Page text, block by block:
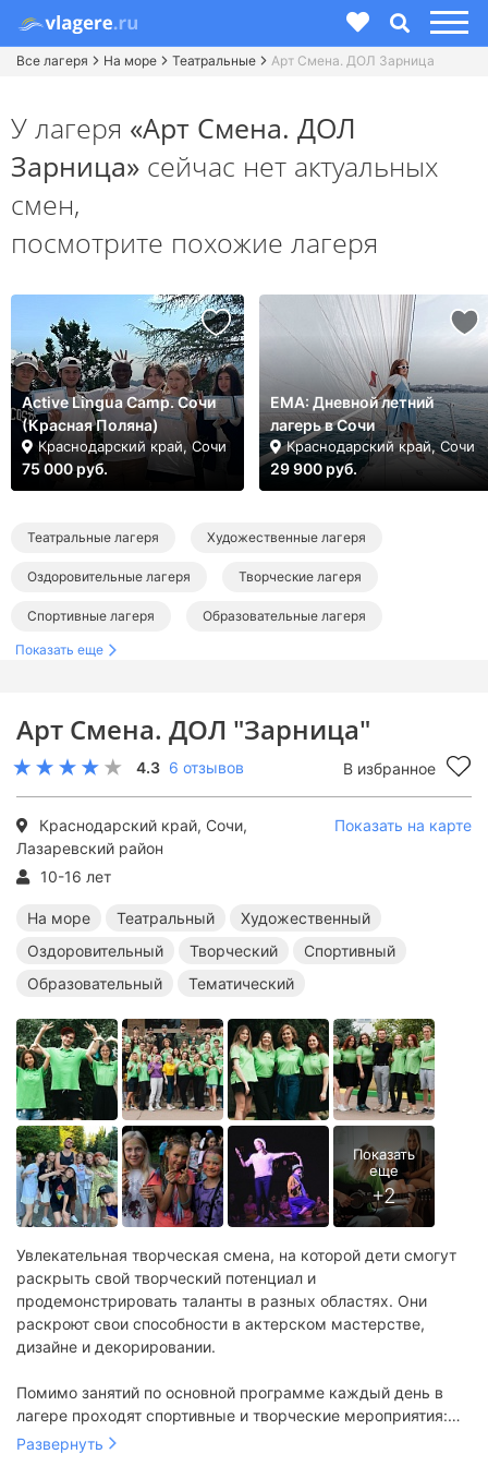
Все лагеря На море Театральные Арт Смена. ДОЛ Зарница
Арт Смена. ДОЛ "Зарница"
4.3 6 отзывов В избранное
Краснодарский край, Сочи,
Лазаревский район
Показать на карте
10-16 лет
На море Театральный
Художественный
Оздоровительный
Творческий
Спортивный
Образовательный
Тематический
Увлекательная творческая смена, на которой дети смогут
раскрыть свой творческий потенциал и
продемонстрировать таланты в разных областях. Они
раскроют свои способности в актерском мастерстве,
дизайне и декорировании.
Помимо занятий по основной программе каждый день в
лагере проходят спортивные и творческие мероприятия:
зарядки, соревнования, спартакиады, конкурсы, концерты,
Развернуть
У лагеря «Арт Смена. ДОЛ
Зарница» сейчас нет актуальных
смен,
посмотрите похожие лагеря
Active Lingua Camp. Сочи
(Красная Поляна)
Краснодарский край, Сочи
75 000 руб.
ЕМА: Дневной летний
лагерь в Сочи
Краснодарский край, Сочи
29 900 руб.
Театральные лагеря Художественные лагеря
Оздоровительные лагеря Творческие лагеря
Спортивные лагеря Образовательные лагеря
Тематические лагеря
Лагеря на Черном море Лагеря в Лазаревском
Театральные лагеря в Краснодарском крае
Оздоровительные лагеря в Краснодарском крае
Спортивные лагеря в Краснодарском крае
Театральные лагеря в Сочи Художественные лагеря в Сочи
Оздоровительные лагеря в Сочи Творческие лагеря в Сочи
Спортивные лагеря в Сочи Образовательные лагеря в Сочи
Тематические лагеря в Сочи Театральные лагеря на море
Художественные лагеря на море
Творческие лагеря на море Спортивные лагеря на море
Образовательные лагеря на море
Показать еще